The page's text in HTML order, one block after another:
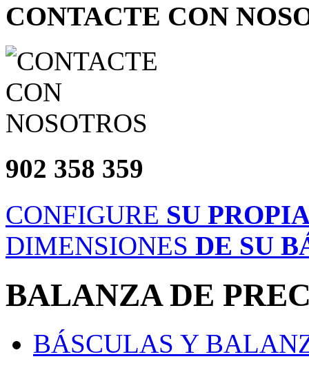
CONTACTE CON
902 358 359
CONFIGURE SU
DIMENSIONES DE SU
BALANZA DE
BÁSCULAS Y